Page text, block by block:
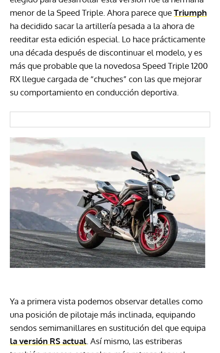
menor de la Speed Triple. Ahora parece queTriumph
ha decidido sacar la artillería pesada a la ahora de
reeditar esta edición especial. Lo hace prácticamente
una década después de discontinuar el modelo, y es
más que probable que la novedosa Speed Triple 1200
RX llegue cargada de “chuches” con las que mejorar
su comportamiento en conducción deportiva.
Ya a primera vista podemos observar detalles como
una posición de pilotaje más inclinada, equipando
sendos semimanillares en sustitución del que equipa
la versión RS actual . Así mismo, las estriberas